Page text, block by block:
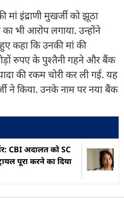
इंद्राणी मुखर्जी को झूठा
भी आरोप लगाया. उन्होंने
कहा कि उनकी मां की
रुपए के पुश्तैनी गहने और बैंक
की रकम चोरी कर ली गई. यह
ने किया. उनके नाम पर नया बैंक
CBI अदालत को SC
पूरा करने का दिया